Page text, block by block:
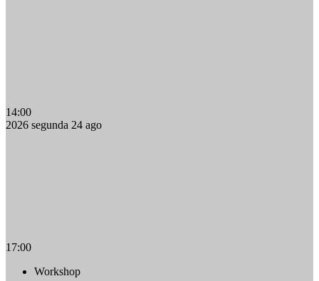
14:00
2026 segunda 24 ago
17:00
Workshop